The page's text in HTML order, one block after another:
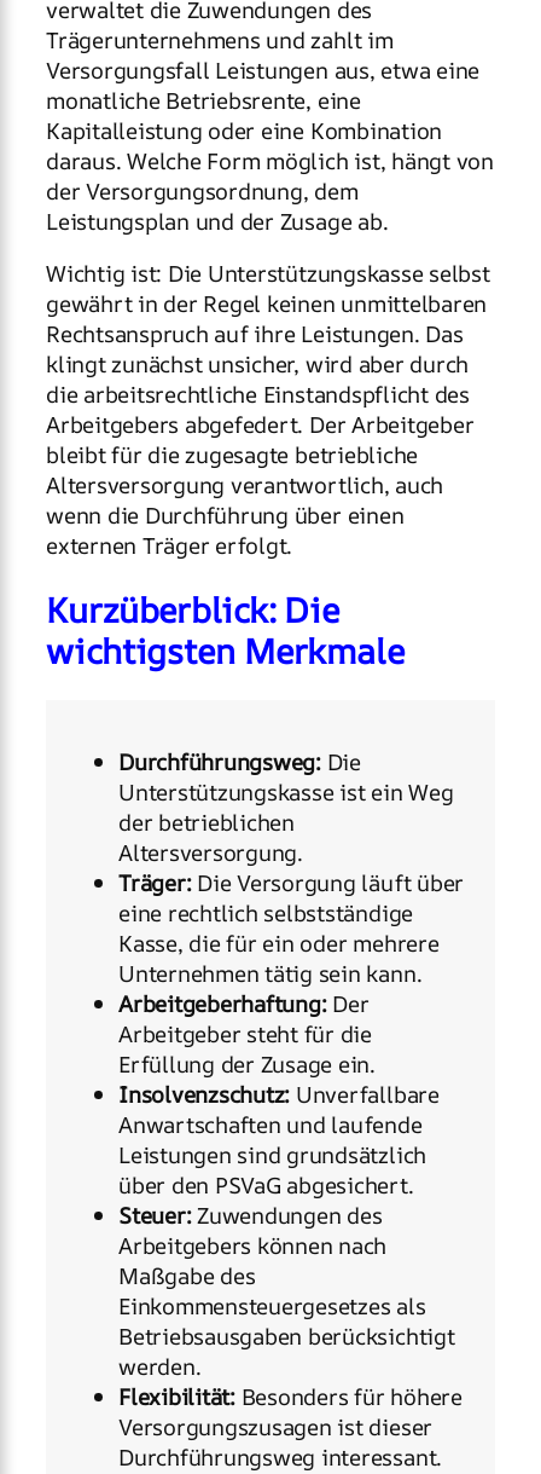
verwaltet die Zuwendungen des
Trägerunternehmens und zahlt im
Versorgungsfall Leistungen aus, etwa eine
monatliche Betriebsrente, eine
Kapitalleistung oder eine Kombination
daraus. Welche Form möglich ist, hängt von
der Versorgungsordnung, dem
Leistungsplan und der Zusage ab.
Wichtig ist: Die Unterstützungskasse selbst
gewährt in der Regel keinen unmittelbaren
Rechtsanspruch auf ihre Leistungen. Das
klingt zunächst unsicher, wird aber durch
die arbeitsrechtliche Einstandspflicht des
Arbeitgebers abgefedert. Der Arbeitgeber
bleibt für die zugesagte betriebliche
Altersversorgung verantwortlich, auch
wenn die Durchführung über einen
externen Träger erfolgt.
Kurzüberblick: Die
wichtigsten Merkmale
Durchführungsweg:Die
Unterstützungskasse ist ein Weg
der betrieblichen
Altersversorgung.
Träger:Die Versorgung läuft über
eine rechtlich selbstständige
Kasse, die für ein oder mehrere
Unternehmen tätig sein kann.
Arbeitgeberhaftung:Der
Arbeitgeber steht für die
Erfüllung der Zusage ein.
Insolvenzschutz: Unverfallbare
Anwartschaften und laufende
Leistungen sind grundsätzlich
über den PSVaG abgesichert.
Steuer:Zuwendungen des
Arbeitgebers können nach
Maßgabe des
Einkommensteuergesetzes als
Betriebsausgaben berücksichtigt
werden.
Flexibilität:Besonders für höhere
Versorgungszusagen ist dieser
Durchführungsweg interessant.